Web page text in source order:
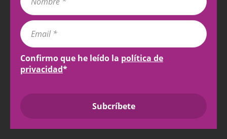
Confirmo que he leído la política de
privacidad*